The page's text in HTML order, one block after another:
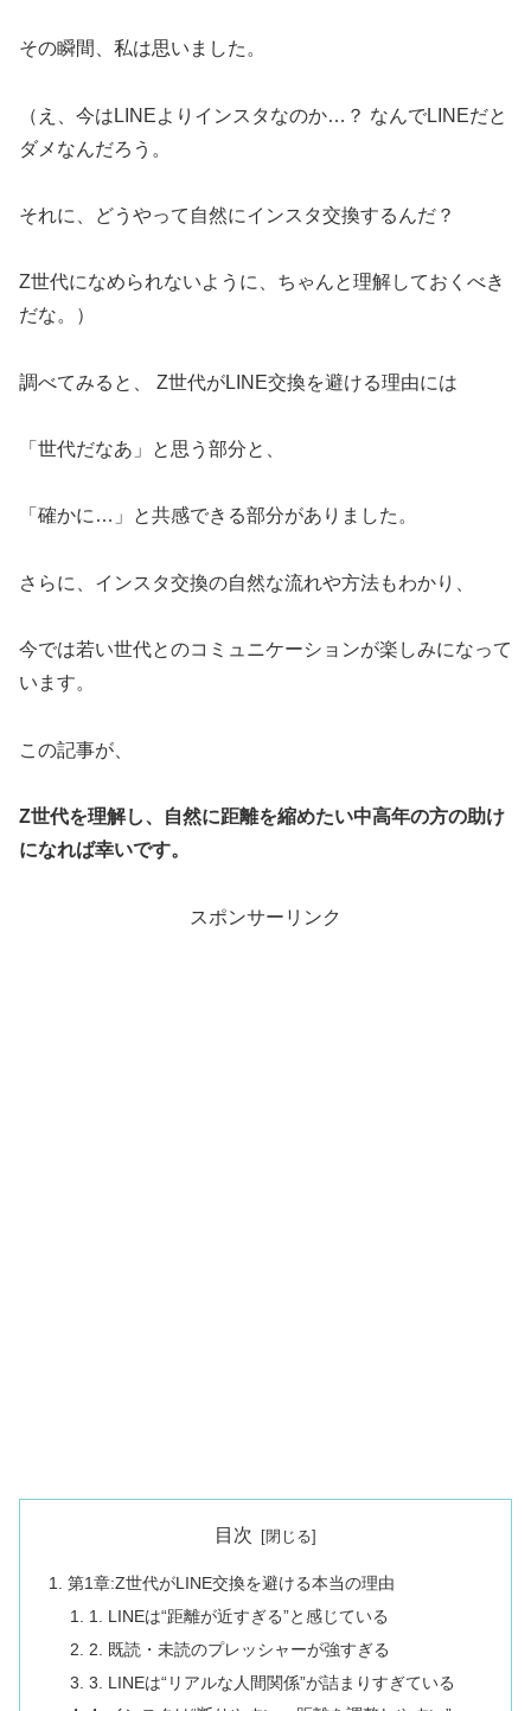
その瞬間、私は思いました。
（え、今はLINEよりインスタなのか…？ なんでLINEだと
ダメなんだろう。
それに、どうやって自然にインスタ交換するんだ？
Z世代になめられないように、ちゃんと理解しておくべき
だな。）
調べてみると、 Z世代がLINE交換を避ける理由には
「世代だなあ」と思う部分と、
「確かに…」と共感できる部分がありました。
さらに、インスタ交換の自然な流れや方法もわかり、
今では若い世代とのコミュニケーションが楽しみになって
います。
この記事が、
Z世代を理解し、自然に距離を縮めたい中高年の方の助け
になれば幸いです。
スポンサーリンク
目次
第1章:Z世代がLINE交換を避ける本当の理由
1. LINEは“距離が近すぎる”と感じている
2. 既読・未読のプレッシャーが強すぎる
3. LINEは“リアルな人間関係”が詰まりすぎている